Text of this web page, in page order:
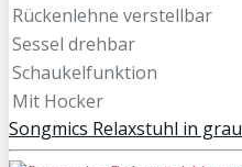
Rückenlehne verstellbar
Sessel drehbar
Schaukelfunktion
Mit Hocker
Songmics Relaxstuhl in grau